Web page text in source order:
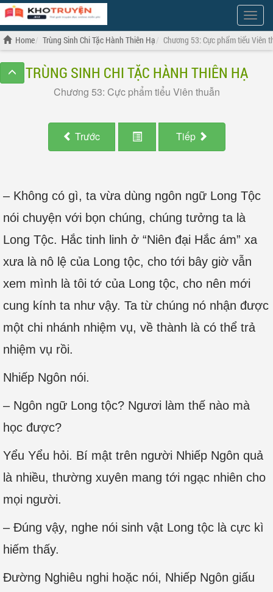
Show
Menu
Home Trùng Sinh Chi Tặc Hành Thiên Hạ Chương 53: Cực phẩm tiểu Viên
TRÙNG SINH CHI TẶC HÀNH THIÊN HẠ
Chương 53: Cực phẩm tiểu Viên thuẫn
Trước Tiếp
– Không có gì, ta vừa dùng ngôn ngữ Long Tộc
nói chuyện với bọn chúng, chúng tưởng ta là
Long Tộc. Hắc tinh linh ở “Niên đại Hắc ám” xa
xưa là nô lệ của Long tộc, cho tới bây giờ vẫn
xem mình là tôi tớ của Long tộc, cho nên mới
cung kính ta như vậy. Ta từ chúng nó nhận được
một chi nhánh nhiệm vụ, về thành là có thể trả
nhiệm vụ rồi.
Nhiếp Ngôn nói.
– Ngôn ngữ Long tộc? Ngươi làm thế nào mà
học được?
Yểu Yểu hỏi. Bí mật trên người Nhiếp Ngôn quả
là nhiều, thường xuyên mang tới ngạc nhiên cho
mọi người.
– Đúng vậy, nghe nói sinh vật Long tộc là cực kì
hiếm thấy.
Đường Nghiêu nghi hoặc nói, Nhiếp Ngôn giấu